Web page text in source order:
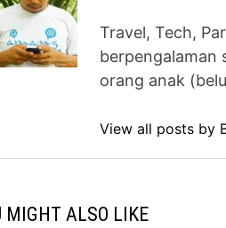
Travel, Tech,
berpengalaman
orang anak
View all posts by
MIGHT ALSO LIKE